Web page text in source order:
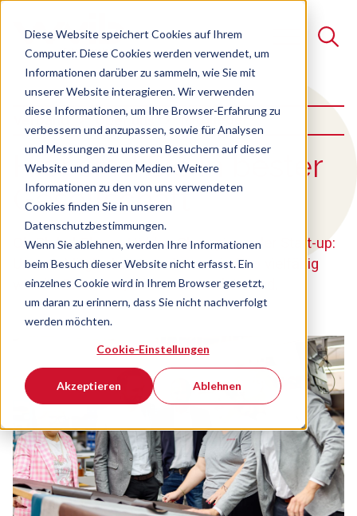
Diese Website speichert Cookies auf Ihrem
Computer. Diese Cookies werden verwendet, um
Informationen darüber zu sammeln, wie Sie mit
unserer Website interagieren. Wir verwenden
diese Informationen, um Ihre Browser-Erfahrung zu
verbessern und anzupassen, sowie für Analysen
und Messungen zu unseren Besuchern auf dieser
Website und anderen Medien. Weitere
Informationen zu den von uns verwendeten
Cookies finden Sie in unseren
Datenschutzbestimmungen.
Wenn Sie ablehnen, werden Ihre Informationen
beim Besuch dieser Website nicht erfasst. Ein
einzelnes Cookie wird in Ihrem Browser gesetzt,
um daran zu erinnern, dass Sie nicht nachverfolgt
werden möchten.
Cookie-Einstellungen
Akzeptieren Ablehnen
Suche
Es gibt keine Vorschläge, da das Suchfeld leer ist.
Über uns Mitglieder
Hier sind Sie in bester
Gesellschaft
Ob Global Player, Hidden Champion oder Start-up:
Unsere Mitgliedsunternehmen sind so vielfältig
wie die Branchen, in denen sie aktiv sind.